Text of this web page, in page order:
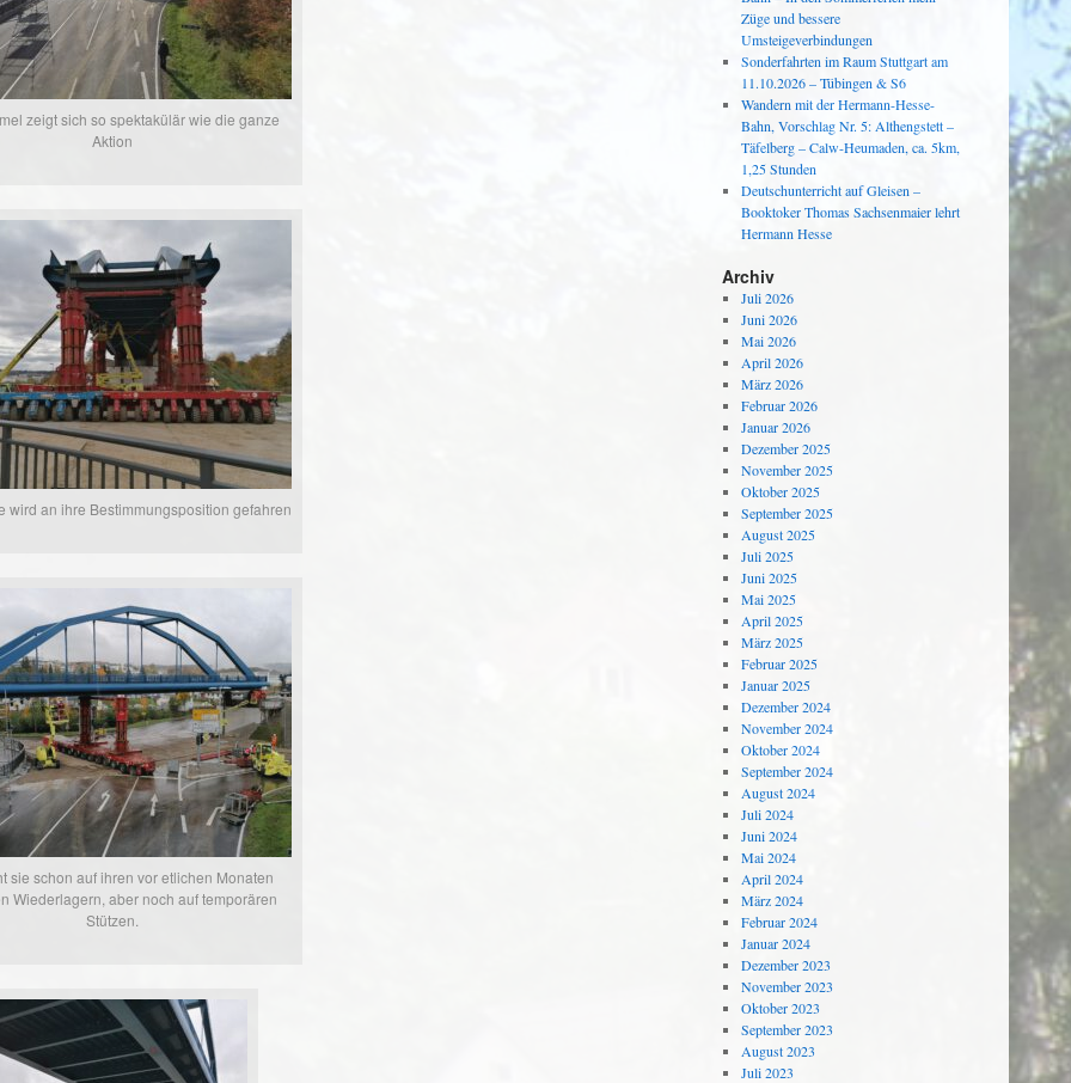
zeigt sich so spektakülär wie die ganze
Aktion
wird an ihre Bestimmungsposition gefahren
sie schon auf ihren vor etlichen Monaten
Wiederlagern, aber noch auf temporären
Stützen.
Züge und bessere
Umsteigeverbindungen
Sonderfahrten im Raum Stuttgart am
11.10.2026 – Tübingen & S6
Wandern mit der Hermann-Hesse-
Bahn, Vorschlag Nr. 5: Althengstett –
Täfelberg – Calw-Heumaden, ca. 5km,
1,25 Stunden
Deutschunterricht auf Gleisen –
Booktoker Thomas Sachsenmaier lehrt
Hermann Hesse
Archiv
Juli 2026
Juni 2026
Mai 2026
April 2026
März 2026
Februar 2026
Januar 2026
Dezember 2025
November 2025
Oktober 2025
September 2025
August 2025
Juli 2025
Juni 2025
Mai 2025
April 2025
März 2025
Februar 2025
Januar 2025
Dezember 2024
November 2024
Oktober 2024
September 2024
August 2024
Juli 2024
Juni 2024
Mai 2024
April 2024
März 2024
Februar 2024
Januar 2024
Dezember 2023
November 2023
Oktober 2023
September 2023
August 2023
Juli 2023